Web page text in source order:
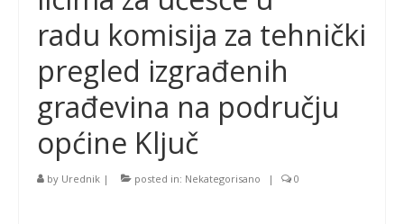
radu komisija za tehnički
pregled izgrađenih
građevina na području
općine Ključ
by Urednik | posted in: Nekategorisano | 0